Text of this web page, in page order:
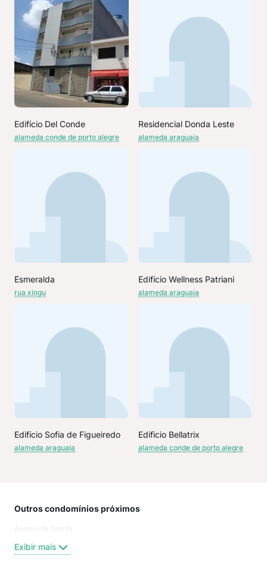
Edifício Del Conde
alameda conde de porto alegre
Residencial Donda Leste
alameda araguaia
Esmeralda
rua xingu
Edifício Wellness Patriani
alameda araguaia
Edifício Sofia de Figueiredo
alameda araguaia
Edificio Bellatrix
alameda conde de porto alegre
Outros condomínios próximos
Aparecida Donda
Exibir mais